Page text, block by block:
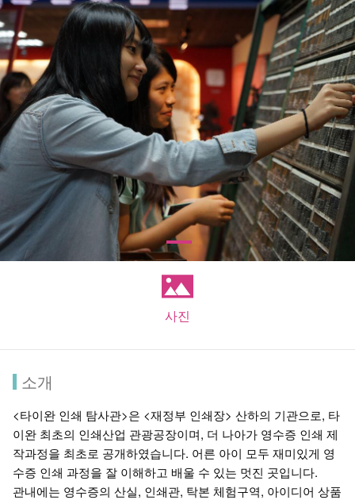
사진
소개
<타이완 인쇄 탐사관>은 <재정부 인쇄장> 산하의 기관으로, 타
이완 최초의 인쇄산업 관광공장이며, 더 나아가 영수증 인쇄 제
작과정을 최초로 공개하였습니다. 어른 아이 모두 재미있게 영
수증 인쇄 과정을 잘 이해하고 배울 수 있는 멋진 곳입니다.
관내에는 영수증의 산실, 인쇄관, 탁본 체험구역, 아이디어 상품